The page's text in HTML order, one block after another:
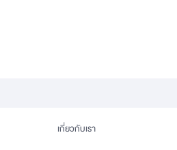
เกี่ยวกับเรา